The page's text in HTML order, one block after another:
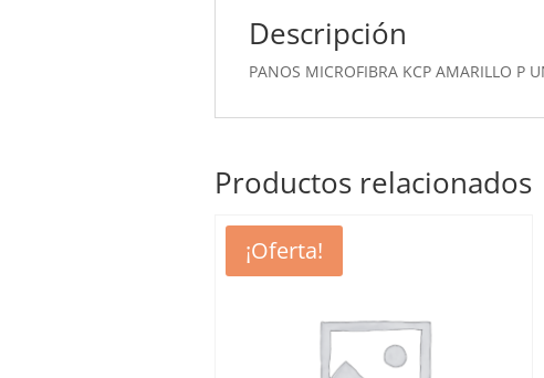
Descripción
PANOS MICROFIBRA KCP AMARILLO P
Productos relacionados
¡Oferta!